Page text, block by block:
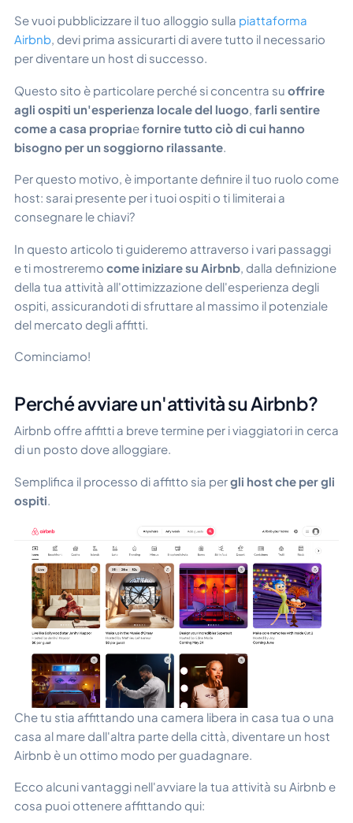
Se vuoi pubblicizzare il tuo alloggio sulla piattaforma
Airbnb, devi prima assicurarti di avere tutto il necessario
per diventare un host di successo.
Questo sito è particolare perché si concentra su offrire
agli ospiti un'esperienza locale del luogo, farli sentire
come a casa propriaefornire tutto ciò di cui hanno
bisogno per un soggiorno rilassante.
Per questo motivo, è importante definire il tuo ruolo come
host: sarai presente per i tuoi ospiti o ti limiterai a
consegnare le chiavi?
In questo articolo ti guideremo attraverso i vari passaggi
e ti mostreremo come iniziare su Airbnb, dalla definizione
della tua attività all'ottimizzazione dell'esperienza degli
ospiti, assicurandoti di sfruttare al massimo il potenziale
del mercato degli affitti.
Cominciamo!
Perché avviare un'attività su Airbnb?
Airbnb offre affitti a breve termine per i viaggiatori in cerca
di un posto dove alloggiare.
Semplifica il processo di affitto sia pergli host che per gli
ospiti.
Che tu stia affittando una camera libera in casa tua o una
casa al mare dall'altra parte della città, diventare un host
Airbnb è un ottimo modo per guadagnare.
Ecco alcuni vantaggi nell'avviare la tua attività su Airbnb e
cosa puoi ottenere affittando qui: